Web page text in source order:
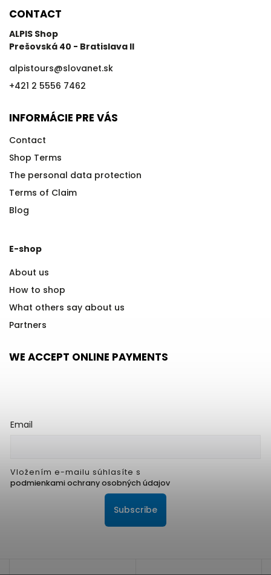
CONTACT
ALPIS Shop
Prešovská 40 - Bratislava II
alpistours@slovanet.sk
+421 2 5556 7462
INFORMÁCIE PRE VÁS
Contact
Shop Terms
The personal data protection
Terms of Claim
Blog
E-shop
About us
How to shop
What others say about us
Partners
WE ACCEPT ONLINE PAYMENTS
Email
Vložením e-mailu súhlasíte s
podmienkami ochrany osobných údajov
Subscribe